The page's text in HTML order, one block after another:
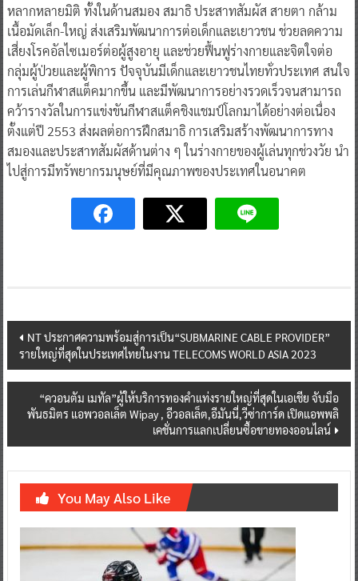
หลากหลายมิติ ทั้งในด้านสมอง สมาธิ ประสาทสัมผัส สายตา กล้าม
เนื้อมัดเล็ก-ใหญ่ ส่งเสริมพัฒนาการต่อเด็กและเยาวชน ช่วยลดความ
เสี่ยงโรคอัลไซเมอร์ต่อผู้สูงอายุ และช่วยฟื้นฟูร่างกายและจิตใจต่อ
กลุ่มผู้ป่วยและผู้พิการ ปัจจุบันมีเด็กและเยาวชนไทยทั่วประเทศ สนใจ
การเล่นกีฬาสแต็คมากขึ้น และมีพัฒนาการอย่างรวดเร็วจนสามารถ
คว้ารางวัลในการแข่งขันกีฬาสแต็คชิงแชมป์โลกมาได้อย่างต่อเนื่อง
ตั้งแต่ปี 2553 ส่งผลต่อการฝึกสมาธิ การเสริมสร้างพัฒนาการทาง
สมองและประสาทสัมผัสด้านต่าง ๆ ในร่างกายของผู้เล่นทุกช่วงวัย นำ
ไปสู่การมีทรัพยากรมนุษย์ที่มีคุณภาพของประเทศในอนาคต
Post
navigation
NT ประกาศความพร้อมสู่การเป็น“SUBMARINE CABLE PROVIDER”
รายใหญ่ที่สุดในประเทศไทยในงาน TELECOMS WORLD ASIA 2023
“ควอนตัม เมทัล”ผู้ให้บริการทองคำแท่งรายใหญ่ที่สุดในเอเชีย จับมือ
พันธมิตร แอพวอลเล็ต Wipay , อีวอลเล็ต,อีมันนี่,วีซ่าการ์ด เปิดแอพพลิ
เคชั่นการแลกเปลี่ยนซื้อขายทองออนไลน์
You May Also Like